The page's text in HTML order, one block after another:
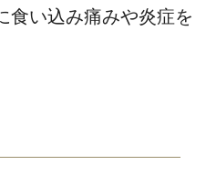
食い込み痛みや炎症を